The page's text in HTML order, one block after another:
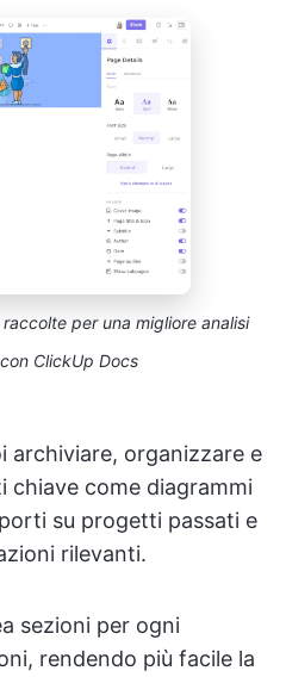
per una migliore analisi
ClickUp Docs
archiviare, organizzare e
chiave come diagrammi
su progetti passati e
rilevanti.
sezioni per ogni
rendendo più facile la